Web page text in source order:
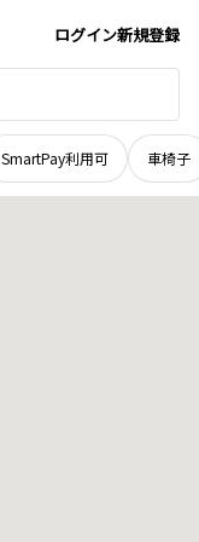
ログイン新規登録
SmartPay利用可 車椅子